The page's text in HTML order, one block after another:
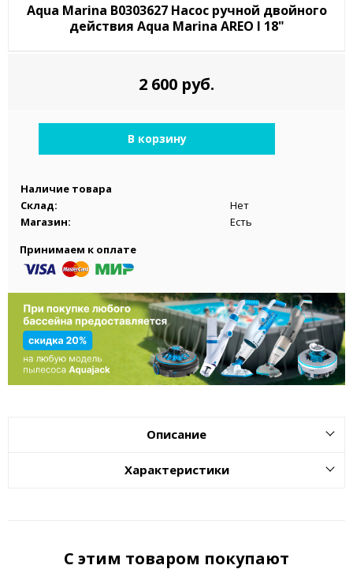
Aqua Marina B0303627 Насос ручной двойного
действия Aqua Marina AREO I 18"
2 600 руб.
В корзину
Наличие товара
Склад:
Нет
Магазин:
Есть
Принимаем к оплате
Описание
Характеристики
С этим товаром покупают